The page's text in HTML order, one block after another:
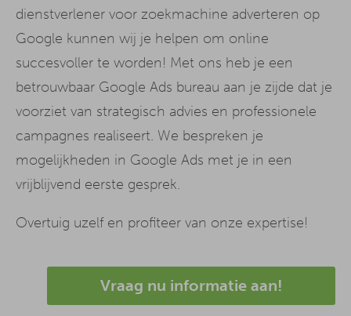
dienstverlener voor zoekmachine adverteren op
Google kunnen wij je helpen om online
succesvoller te worden! Met ons heb je een
betrouwbaar Google Ads bureau aan je zijde dat je
voorziet van strategisch advies en professionele
campagnes realiseert. We bespreken je
mogelijkheden in Google Ads met je in een
vrijblijvend eerste gesprek.
Overtuig uzelf en profiteer van onze expertise!
Vraag nu informatie aan!